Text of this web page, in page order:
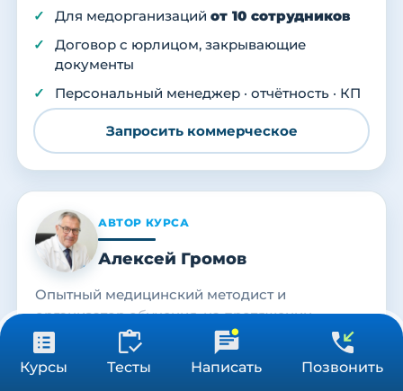
Курсы Тесты Написать Позвонить
Для медорганизаций от 10 сотрудников
Договор с юрлицом, закрывающие
документы
Персональный менеджер · отчётность · КП
Запросить коммерческое
АВТОР КУРСА
Алексей Громов
Опытный медицинский методист и
организатор обучения, на протяжении
последних 15 лет занимается подготовкой
специалистов в области здравоохранения.
от 3 900 ₽
36/72/144 ч Получить консультацию